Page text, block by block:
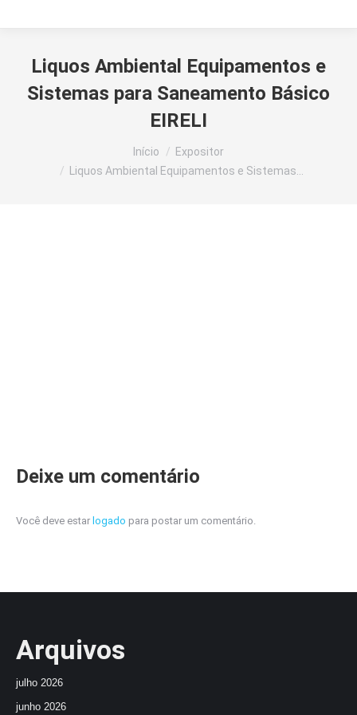
Liquos Ambiental Equipamentos e
Sistemas para Saneamento Básico
EIRELI
Início
Expositor
Liquos Ambiental Equipamentos e Sistemas…
Deixe um comentário
Você deve estar logado para postar um comentário.
Arquivos
julho 2026
junho 2026